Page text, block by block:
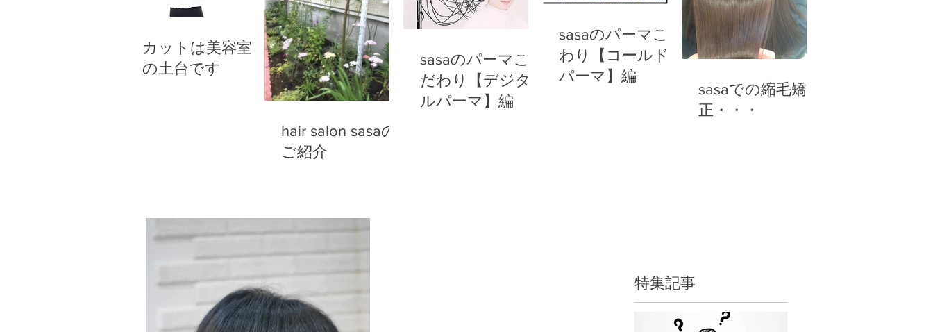
カットは美容室
の土台です
hair salon sasaの
ご紹介
sasaのパーマこ
だわり【デジタ
ルパーマ】編
sasaのパーマこだ
わり【コールド
パーマ】編
sasaでの縮毛矯
正・・・
特集記事